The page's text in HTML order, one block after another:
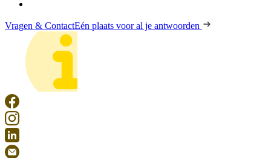
Vragen & ContactEén plaats voor al je antwoorden